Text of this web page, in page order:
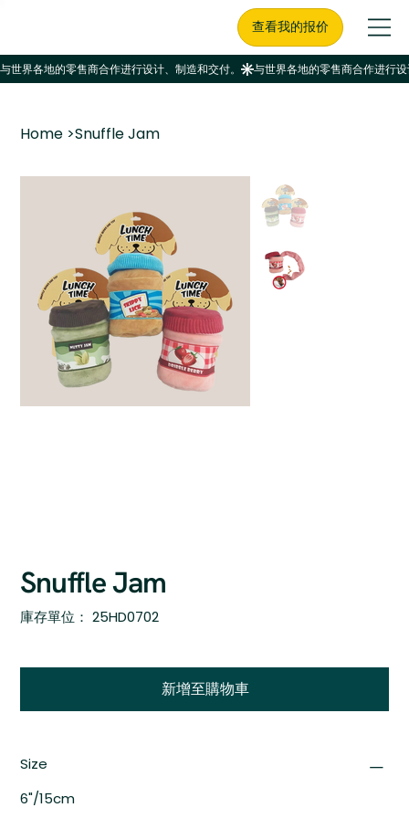
查看我的报价
Home >Snuffle Jam
Snuffle Jam
庫存單位：
SKU
25HD0702
25HD0702
新增至購物車
Size
6"/15cm